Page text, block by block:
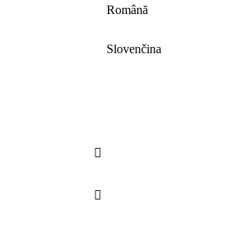
Română
Slovenčina

